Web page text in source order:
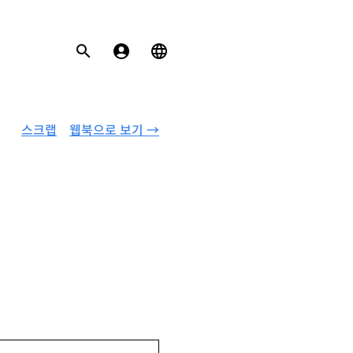
웹북으로 보기 →
스크랩